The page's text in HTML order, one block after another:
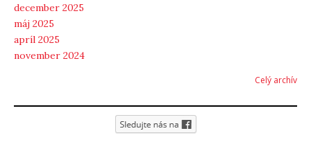
december 2025
máj 2025
apríl 2025
november 2024
Celý archív